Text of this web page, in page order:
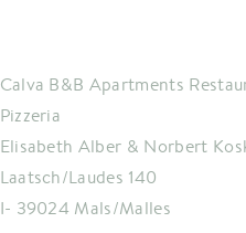
Calva B&B Apartments
Pizzeria
Elisabeth Alber & Norbert
Laatsch/Laudes 140
I- 39024 Mals/Malles